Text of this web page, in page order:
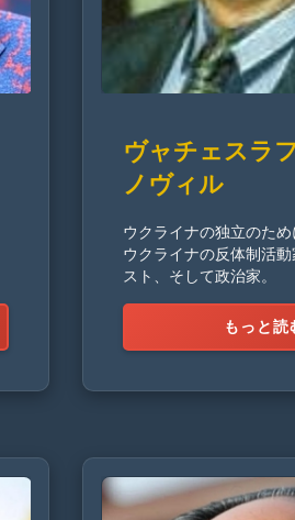
ヴャチェスラ
ノヴィル
ウクライナの独立のた
ウクライナの反体制活
スト、そして政治家。
もっと読